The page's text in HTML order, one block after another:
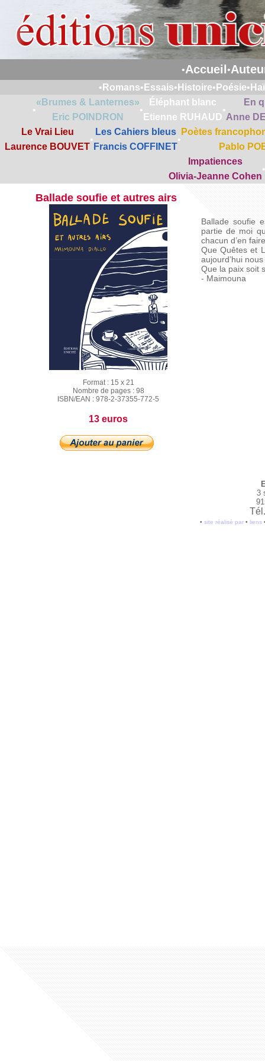
•Accueil •
• Romans• Essais• Histoire• Poésie•
•
«Brumes & Lanternes»
Eric POINDRON
•
Éléphant blanc
Etienne RUHAUD
•
En
Anne
Le Vrai Lieu
Laurence BOUVET
•
Les Cahiers bleus
Francis COFFINET
•
Poètes
Pablo
Impatiences
Olivia-Jeanne Cohen
•
Ballade soufie et autres airs
Format : 15 x 21
Nombre de pages : 98
ISBN/EAN : 978-2-37355-772-5
13 euros
Ballade soufie
partie de moi
chacun d’en
Que Quêtes et
aujourd’hui
Que la paix soit
- Maimouna
3
• site réalisé par• liens